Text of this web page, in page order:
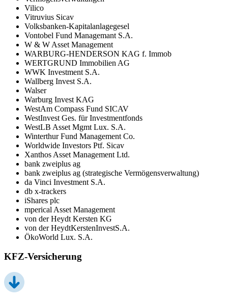
Vilico
Vitruvius Sicav
Volksbanken-Kapitalanlagegesel
Vontobel Fund Managemant S.A.
W & W Asset Management
WARBURG-HENDERSON KAG f. Immob
WERTGRUND Immobilien AG
WWK Investment S.A.
Wallberg Invest S.A.
Walser
Warburg Invest KAG
WestAm Compass Fund SICAV
WestInvest Ges. für Investmentfonds
WestLB Asset Mgmt Lux. S.A.
Winterthur Fund Management Co.
Worldwide Investors Ptf. Sicav
Xanthos Asset Management Ltd.
bank zweiplus ag
bank zweiplus ag (strategische Vermögensverwaltung)
da Vinci Investment S.A.
db x-trackers
iShares plc
mperical Asset Management
von der Heydt Kersten KG
von der HeydtKerstenInvestS.A.
ÖkoWorld Lux. S.A.
KFZ-Versicherung